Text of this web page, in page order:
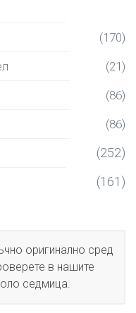
(170)
(21)
(86)
(86)
(252)
(161)
оригинално сред
в нашите
седмица.